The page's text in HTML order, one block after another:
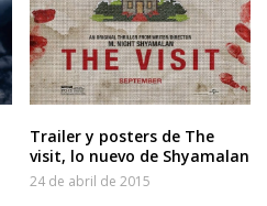
Trailer y posters de The
visit, lo nuevo de Shyamalan
24 de abril de 2015